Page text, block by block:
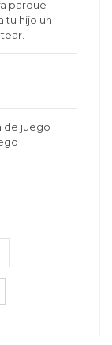
parque
tu hijo un
de juego